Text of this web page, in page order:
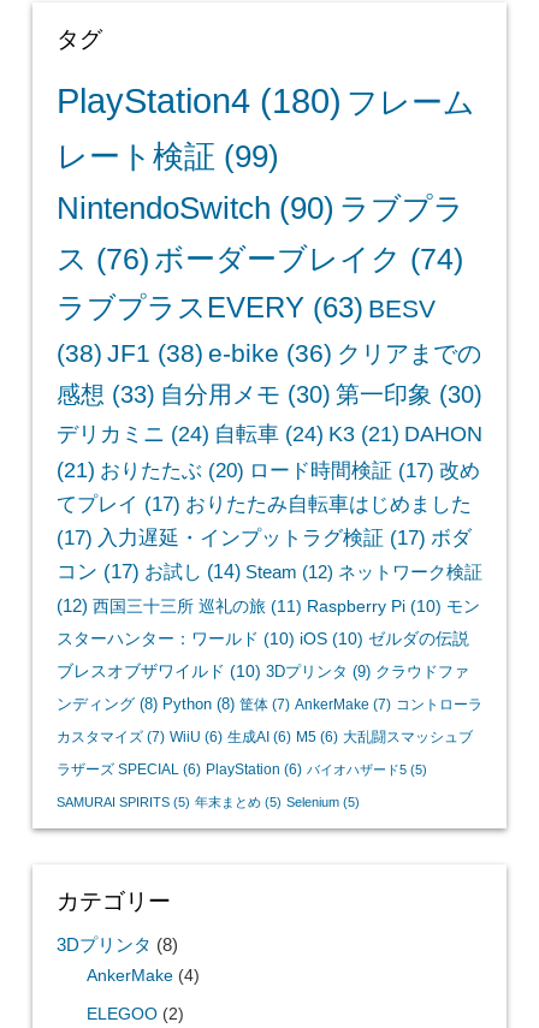
タグ
PlayStation4(180) フレーム
レート検証 (99)
NintendoSwitch (90) ラブプラ
ス (76) ボーダーブレイク (74)
ラブプラスEVERY(63) BESV
(38) JF1 (38) e-bike (36) クリアまでの
感想 (33) 自分用メモ (30) 第一印象 (30)
デリカミニ (24) 自転車(24) K3(21) DAHON
(21) おりたたぶ (20) ロード時間検証 (17) 改め
てプレイ (17) おりたたみ自転車はじめました
(17) 入力遅延・インプットラグ検証 (17) ボダ
コン (17) お試し (14) Steam (12) ネットワーク検証
(12) 西国三十三所 巡礼の旅(11) Raspberry Pi(10) モン
スターハンター：ワールド (10) iOS(10) ゼルダの伝説
ブレスオブザワイルド (10) 3Dプリンタ (9) クラウドファ
ンディング(8) Python(8) 筐体(7) AnkerMake (7) コントローラ
カスタマイズ(7) WiiU (6) 生成AI (6) M5(6) 大乱闘スマッシュブ
ラザーズ SPECIAL (6) PlayStation (6) バイオハザード5(5)
SAMURAI SPIRITS(5) 年末まとめ(5) Selenium(5)
カテゴリー
3Dプリンタ (8)
AnkerMake(4)
ELEGOO(2)